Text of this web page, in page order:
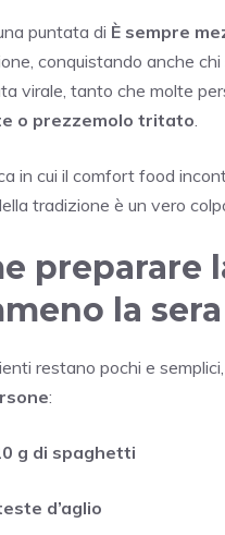
puntata di È sempre
conquistando anche
virale, tanto che molte
o prezzemolo tritato
in cui il comfort food
tradizione è un vero
preparare
la sera
restano pochi e
:
g di spaghetti
d’aglio